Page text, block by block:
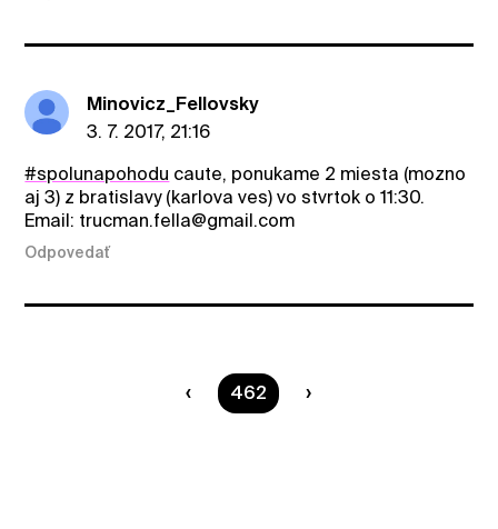
Minovicz_Fellovsky
3. 7. 2017, 21:16
#spolunapohodu caute, ponukame 2 miesta (mozno
aj 3) z bratislavy (karlova ves) vo stvrtok o 11:30.
Email: trucman.fella@gmail.com
Odpovedať
Ste na strane
462